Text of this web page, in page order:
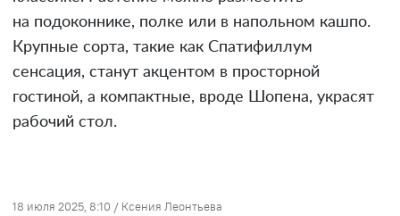
на подоконнике, полке или в напольном кашпо.
Крупные сорта, такие как Спатифиллум
сенсация, станут акцентом в просторной
гостиной, а компактные, вроде Шопена, украсят
рабочий стол.
18 июля 2025, 8:10 / Ксения Леонтьева